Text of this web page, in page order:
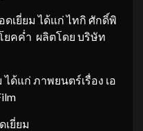
เยี่ยม ได้แก่ ไทกิ ศักดิ์พิ
คค่ำ ผลิตโดย บริษัท
ด้แก่ ภาพยนตร์เรื่อง เอ
ยี่ยม